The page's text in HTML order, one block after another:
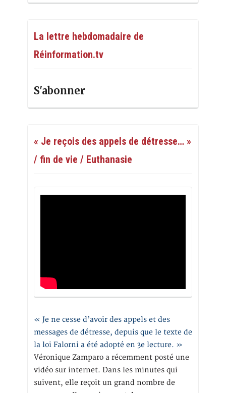
La lettre hebdomadaire de
Réinformation.tv
S'abonner
« Je reçois des appels de détresse… »
/ fin de vie / Euthanasie
« Je ne cesse d’avoir des appels et des
messages de détresse, depuis que le texte de
la loi Falorni a été adopté en 3e lecture. »
Véronique Zamparo a récemment posté une
vidéo sur internet. Dans les minutes qui
suivent, elle reçoit un grand nombre de